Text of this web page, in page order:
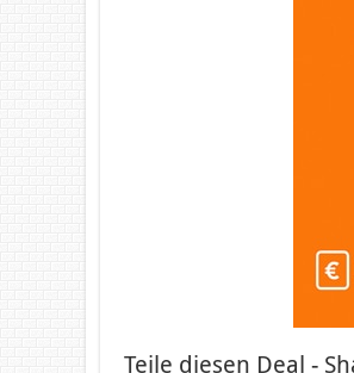
Teile diesen Deal -